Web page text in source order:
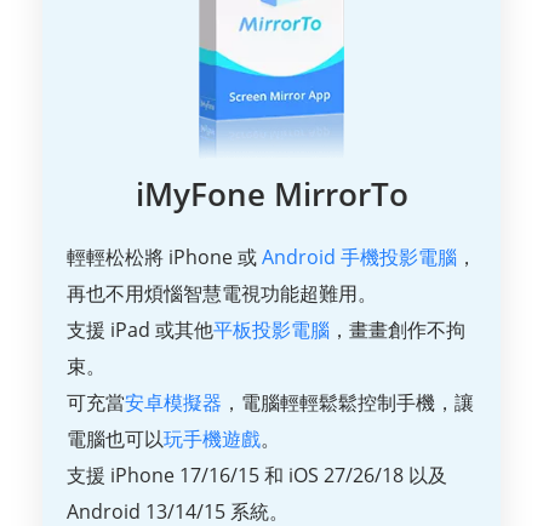
iMyFone MirrorTo
輕輕松松將 iPhone 或Android 手機投影電腦 ，
再也不用煩惱智慧電視功能超難用。
支援 iPad 或其他平板投影電腦 ，畫畫創作不拘
束。
可充當安卓模擬器 ，電腦輕輕鬆鬆控制手機，讓
電腦也可以玩手機遊戲。
支援 iPhone 17/16/15 和 iOS 27/26/18 以及
Android 13/14/15 系統。